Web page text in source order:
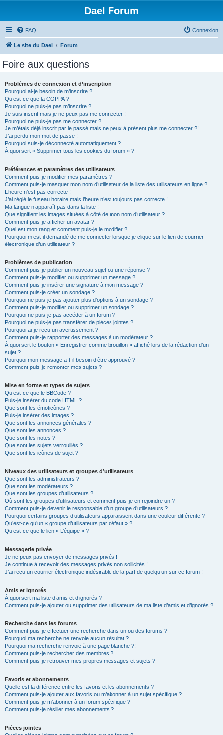
Dael Forum
FAQ Connexion
Le site du Dael Forum
Foire aux questions
Problèmes de connexion et d’inscription
Pourquoi ai-je besoin de m’inscrire ?
Qu’est-ce que la COPPA ?
Pourquoi ne puis-je pas m’inscrire ?
Je suis inscrit mais je ne peux pas me connecter !
Pourquoi ne puis-je pas me connecter ?
Je m’étais déjà inscrit par le passé mais ne peux à présent plus me connecter ?!
J’ai perdu mon mot de passe !
Pourquoi suis-je déconnecté automatiquement ?
À quoi sert « Supprimer tous les cookies du forum » ?
Préférences et paramètres des utilisateurs
Comment puis-je modifier mes paramètres ?
Comment puis-je masquer mon nom d’utilisateur de la liste des utilisateurs en ligne ?
L’heure n’est pas correcte !
J’ai réglé le fuseau horaire mais l’heure n’est toujours pas correcte !
Ma langue n’apparaît pas dans la liste !
Que signifient les images situées à côté de mon nom d’utilisateur ?
Comment puis-je afficher un avatar ?
Quel est mon rang et comment puis-je le modifier ?
Pourquoi m’est-il demandé de me connecter lorsque je clique sur le lien de courrier
électronique d’un utilisateur ?
Problèmes de publication
Comment puis-je publier un nouveau sujet ou une réponse ?
Comment puis-je modifier ou supprimer un message ?
Comment puis-je insérer une signature à mon message ?
Comment puis-je créer un sondage ?
Pourquoi ne puis-je pas ajouter plus d’options à un sondage ?
Comment puis-je modifier ou supprimer un sondage ?
Pourquoi ne puis-je pas accéder à un forum ?
Pourquoi ne puis-je pas transférer de pièces jointes ?
Pourquoi ai-je reçu un avertissement ?
Comment puis-je rapporter des messages à un modérateur ?
À quoi sert le bouton « Enregistrer comme brouillon » affiché lors de la rédaction d’un
sujet ?
Pourquoi mon message a-t-il besoin d’être approuvé ?
Comment puis-je remonter mes sujets ?
Mise en forme et types de sujets
Qu’est-ce que le BBCode ?
Puis-je insérer du code HTML ?
Que sont les émoticônes ?
Puis-je insérer des images ?
Que sont les annonces générales ?
Que sont les annonces ?
Que sont les notes ?
Que sont les sujets verrouillés ?
Que sont les icônes de sujet ?
Niveaux des utilisateurs et groupes d’utilisateurs
Que sont les administrateurs ?
Que sont les modérateurs ?
Que sont les groupes d’utilisateurs ?
Où sont les groupes d’utilisateurs et comment puis-je en rejoindre un ?
Comment puis-je devenir le responsable d’un groupe d’utilisateurs ?
Pourquoi certains groupes d’utilisateurs apparaissent dans une couleur différente ?
Qu’est-ce qu’un « groupe d’utilisateurs par défaut » ?
Qu’est-ce que le lien « L’équipe » ?
Messagerie privée
Je ne peux pas envoyer de messages privés !
Je continue à recevoir des messages privés non sollicités !
J’ai reçu un courrier électronique indésirable de la part de quelqu’un sur ce forum !
Amis et ignorés
À quoi sert ma liste d’amis et d’ignorés ?
Comment puis-je ajouter ou supprimer des utilisateurs de ma liste d’amis et d’ignorés ?
Recherche dans les forums
Comment puis-je effectuer une recherche dans un ou des forums ?
Pourquoi ma recherche ne renvoie aucun résultat ?
Pourquoi ma recherche renvoie à une page blanche ?!
Comment puis-je rechercher des membres ?
Comment puis-je retrouver mes propres messages et sujets ?
Favoris et abonnements
Quelle est la différence entre les favoris et les abonnements ?
Comment puis-je ajouter aux favoris ou m’abonner à un sujet spécifique ?
Comment puis-je m’abonner à un forum spécifique ?
Comment puis-je résilier mes abonnements ?
Pièces jointes